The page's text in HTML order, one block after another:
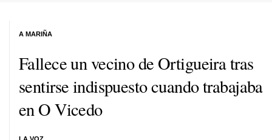
Fallece un vecino de Ortigueira tras
sentirse indispuesto cuando trabajaba
en O Vicedo
A MARIÑA